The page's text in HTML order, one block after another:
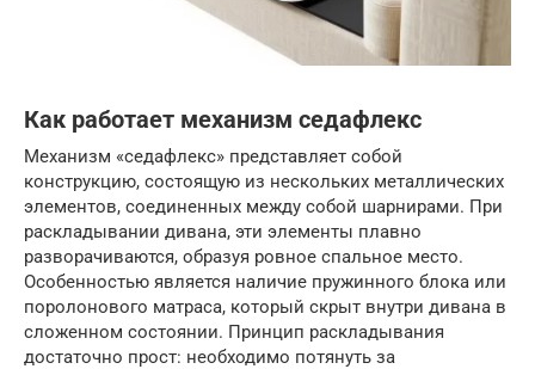
Как работает механизм седафлекс
Механизм «седафлекс» представляет собой
конструкцию, состоящую из нескольких металлических
элементов, соединенных между собой шарнирами. При
раскладывании дивана, эти элементы плавно
разворачиваются, образуя ровное спальное место.
Особенностью является наличие пружинного блока или
поролонового матраса, который скрыт внутри дивана в
сложенном состоянии. Принцип раскладывания
достаточно прост: необходимо потянуть за